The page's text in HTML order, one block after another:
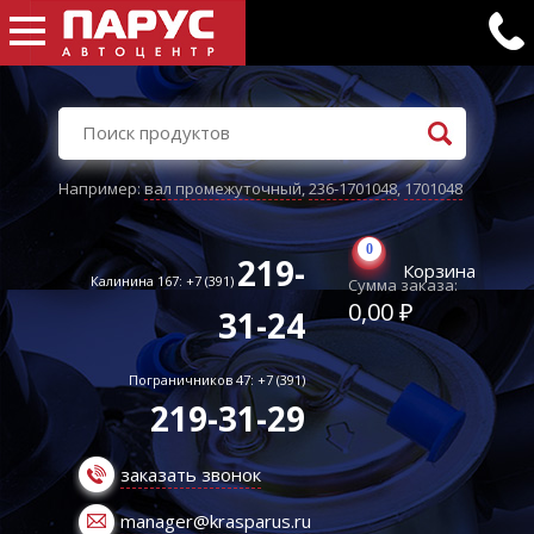
Например:вал промежуточный,236-1701048,1701048
Калинина 167: +7 (391) 219-
31-24
Пограничников 47: +7 (391)
219-31-29
заказать звонок
manager@krasparus.ru
0
Корзина
Сумма заказа:
0,00 ₽